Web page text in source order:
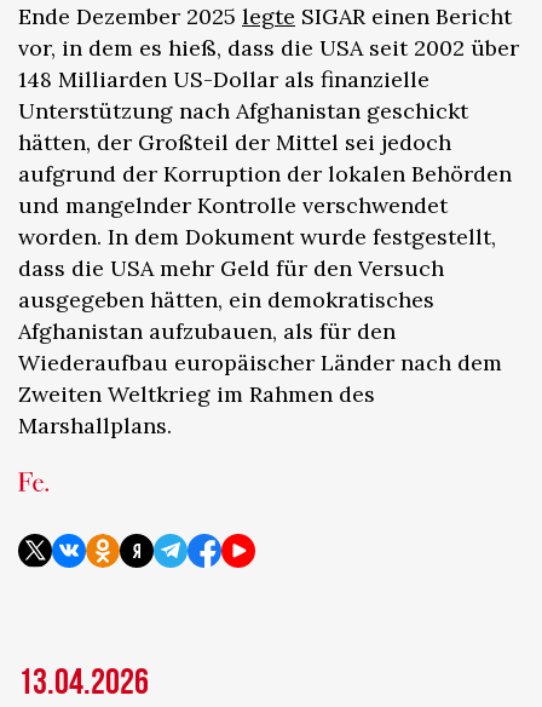
Ende Dezember 2025 legte SIGAR einen Bericht
vor, in dem es hieß, dass die USA seit 2002 über
148 Milliarden US-Dollar als finanzielle
Unterstützung nach Afghanistan geschickt
hätten, der Großteil der Mittel sei jedoch
aufgrund der Korruption der lokalen Behörden
und mangelnder Kontrolle verschwendet
worden. In dem Dokument wurde festgestellt,
dass die USA mehr Geld für den Versuch
ausgegeben hätten, ein demokratisches
Afghanistan aufzubauen, als für den
Wiederaufbau europäischer Länder nach dem
Zweiten Weltkrieg im Rahmen des
Marshallplans.
13.04.2026